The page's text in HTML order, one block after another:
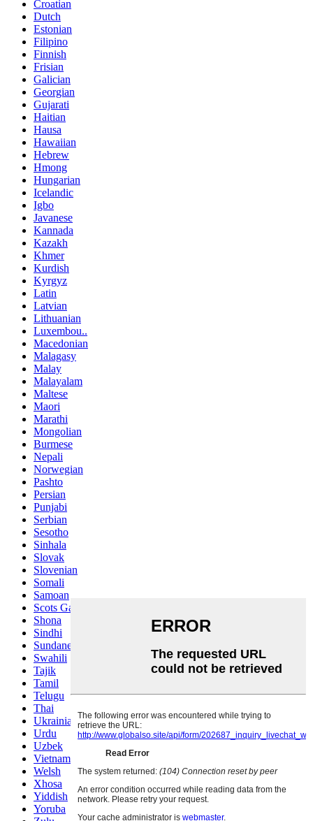
Croatian
Dutch
Estonian
Filipino
Finnish
Frisian
Galician
Georgian
Gujarati
Haitian
Hausa
Hawaiian
Hebrew
Hmong
Hungarian
Icelandic
Igbo
Javanese
Kannada
Kazakh
Khmer
Kurdish
Kyrgyz
Latin
Latvian
Lithuanian
Luxembou..
Macedonian
Malagasy
Malay
Malayalam
Maltese
Maori
Marathi
Mongolian
Burmese
Nepali
Norwegian
Pashto
Persian
Punjabi
Serbian
Sesotho
Sinhala
Slovak
Slovenian
Somali
Samoan
Scots Gaelic
Shona
Sindhi
Sundanese
Swahili
Tajik
Tamil
Telugu
Thai
Ukrainian
Urdu
Uzbek
Vietnamese
Welsh
Xhosa
Yiddish
Yoruba